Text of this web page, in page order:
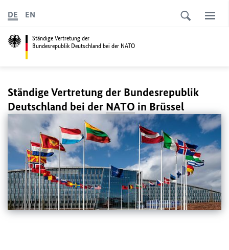
Ständige Vertretung der
Bundesrepublik Deutschland bei der NATO
DE EN
Ständige Vertretung der Bundesrepublik
Deutschland bei der NATO in Brüssel